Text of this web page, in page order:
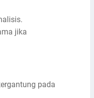
jika
pada